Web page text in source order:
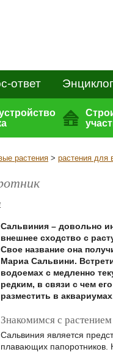
ответ
растения > растения для
Сальвиния – довольно
внешнее сходство с
Свое название она
Мариа Сальвини.
водоемах с медленно
редким, в связи с чем
разместить в
Знакомимся с растением
Сальвиния является
плавающих папоротников.